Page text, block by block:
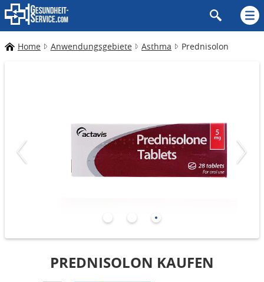
Home Anwendungsgebiete Asthma Prednisolon
PREDNISOLON KAUFEN